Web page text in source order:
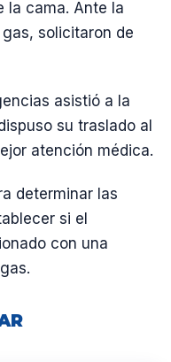
la cama. Ante la
solicitaron de
asistió a la
su traslado al
atención médica.
determinar las
si el
con una